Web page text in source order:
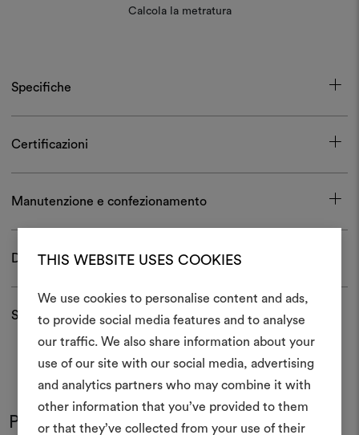
THIS WEBSITE USES COOKIES
We use cookies to personalise content and ads,
to provide social media features and to analyse
our traffic. We also share information about your
use of our site with our social media, advertising
and analytics partners who may combine it with
other information that you’ve provided to them
or that they’ve collected from your use of their
Calcola la metratura
Specifiche
Certificazioni
Manutenzione e confezionamento
Download
Spedizioni e resi
Potrebbe interessarti anche
Crea
Uno strumento interattivo
e condividere le tue idee,